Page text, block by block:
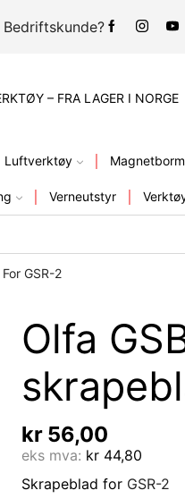
Bedriftskunde?
– FRA LAGER I NORGE
Luftverktøy
Verneutstyr
GSR-2
Olfa
kr 56,00
eks mva: kr 44,80
Skrapeblad for GSR-2